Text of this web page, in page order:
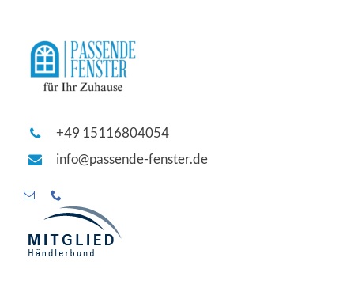
+49 15116804054
info@passende-fenster.de